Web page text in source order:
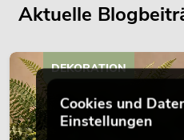
Aktuelle
DEKORATION
Cookies und
Einstellungen